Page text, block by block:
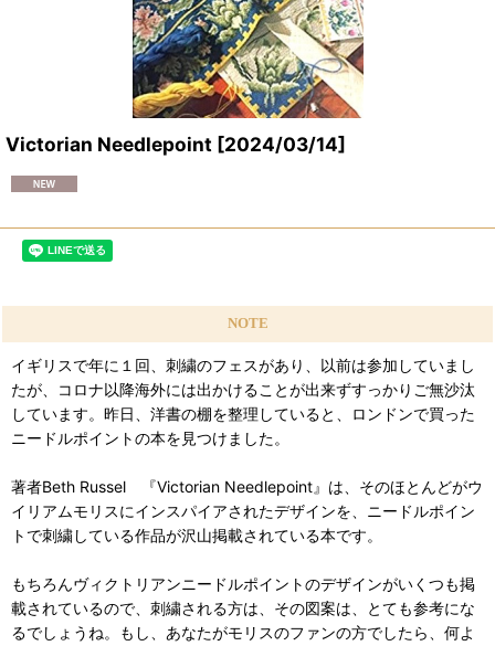
Victorian Needlepoint [2024/03/14]
NOTE
イギリスで年に１回、刺繍のフェスがあり、以前は参加していまし
たが、コロナ以降海外には出かけることが出来ずすっかりご無沙汰
しています。昨日、洋書の棚を整理していると、ロンドンで買った
ニードルポイントの本を見つけました。
著者Beth Russel 『Victorian Needlepoint』は、そのほとんどがウ
イリアムモリスにインスパイアされたデザインを、ニードルポイン
トで刺繍している作品が沢山掲載されている本です。
もちろんヴィクトリアンニードルポイントのデザインがいくつも掲
載されているので、刺繍される方は、その図案は、とても参考にな
るでしょうね。もし、あなたがモリスのファンの方でしたら、何よ